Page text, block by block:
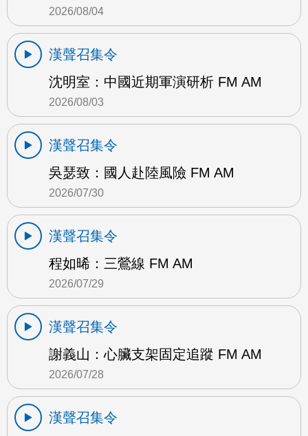
2026/08/04
漢聲召集令
沈明室：中國近期軍演研析 FM AM
2026/08/03
漢聲召集令
吳瑟致：國人赴陸風險 FM AM
2026/07/30
漢聲召集令
程如晞：三鶯線 FM AM
2026/07/29
漢聲召集令
謝義山：心臟支架固定追蹤 FM AM
2026/07/28
漢聲召集令